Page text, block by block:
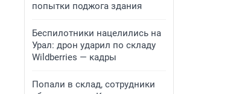
попытки поджога здания
Беспилотники нацелились на
Урал: дрон ударил по складу
Wildberries — кадры
Попали в склад, сотрудники